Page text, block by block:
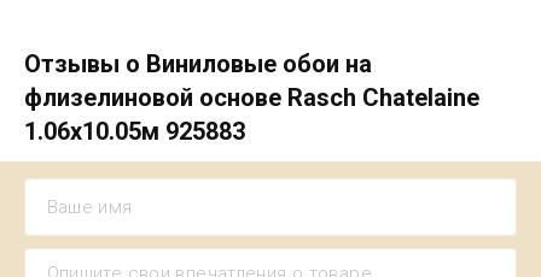
Отзывы о Виниловые обои на
флизелиновой основе Rasch Chatelaine
1.06х10.05м 925883